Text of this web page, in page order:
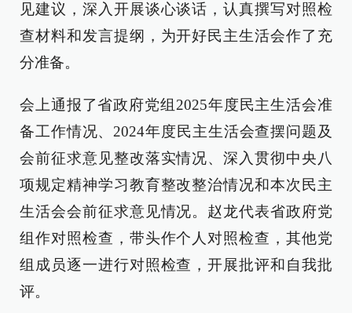
见建议，深入开展谈心谈话，认真撰写对照检
查材料和发言提纲，为开好民主生活会作了充
分准备。
会上通报了省政府党组2025年度民主生活会准
备工作情况、2024年度民主生活会查摆问题及
会前征求意见整改落实情况、深入贯彻中央八
项规定精神学习教育整改整治情况和本次民主
生活会会前征求意见情况。赵龙代表省政府党
组作对照检查，带头作个人对照检查，其他党
组成员逐一进行对照检查，开展批评和自我批
评。